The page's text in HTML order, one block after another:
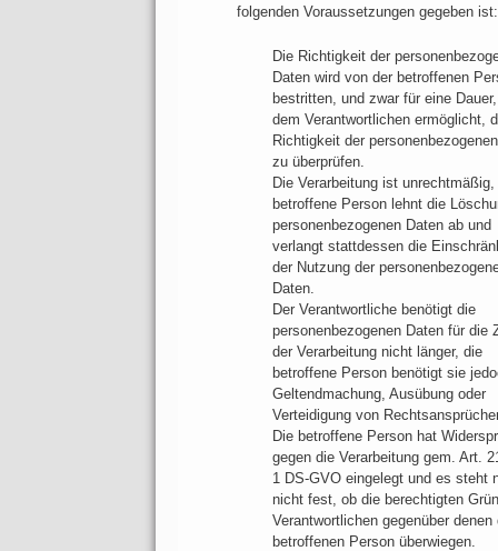
folgenden Voraussetzungen gegeben ist:
Die Richtigkeit der
Daten wird von der betroffenen
bestritten, und zwar für eine
dem Verantwortlichen ermöglicht,
Richtigkeit der
zu überprüfen.
Die Verarbeitung ist unrechtmäßig,
betroffene Person lehnt die
personenbezogenen Daten ab und
verlangt stattdessen die
der Nutzung der
Daten.
Der Verantwortliche benötigt die
personenbezogenen Daten für die
der Verarbeitung nicht länger, die
betroffene Person benötigt sie
Geltendmachung, Ausübung oder
Verteidigung von
Die betroffene Person hat
gegen die Verarbeitung gem. Art.
1 DS-GVO eingelegt und es steht
nicht fest, ob die berechtigten
Verantwortlichen gegenüber denen
betroffenen Person überwiegen.